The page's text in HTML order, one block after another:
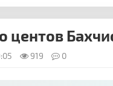
центов
919 0